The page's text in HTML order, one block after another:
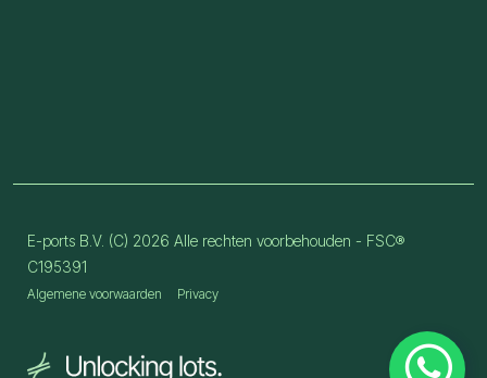
E-ports B.V. (C) 2026 Alle rechten voorbehouden - FSC®
C195391
Algemene voorwaarden Privacy